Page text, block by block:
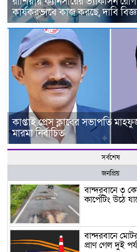
কার্যকরভাবে কাজ করছে, দাবি
কাপ্তাই প্রেস ক্লাবের সভাপতি
মারমা নির্বাচিত
সর্বশেষ
জনপ্রিয়
বান্দরবানে ৩
কার্পেটিং উঠে
বান্দরবানে
প্রাণ গেল দুই